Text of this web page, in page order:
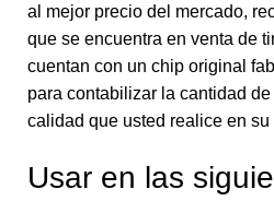
al mejor precio del mercado,
que se encuentra en venta de
cuentan con un chip original
para contabilizar la cantidad
calidad que usted realice en su
Usar en las